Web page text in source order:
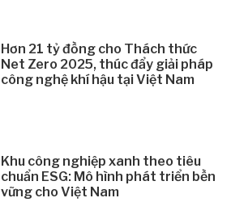
Hơn 21 tỷ đồng cho Thách thức
Net Zero 2025, thúc đẩy giải pháp
công nghệ khí hậu tại Việt Nam
Khu công nghiệp xanh theo tiêu
chuẩn ESG: Mô hình phát triển bền
vững cho Việt Nam